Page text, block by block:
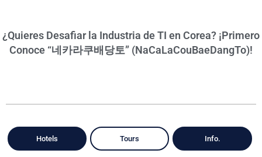
¿Quieres Desafiar la Industria de TI en Corea? ¡Primero
Conoce “네카라쿠배당토” (NaCaLaCouBaeDangTo)!
Hotels Tours Info.